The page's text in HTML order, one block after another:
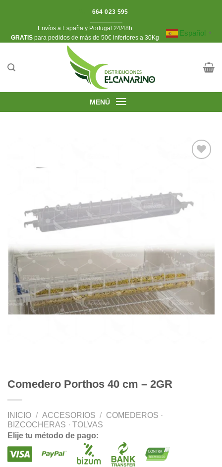
664 023 595
Envíos a España y Portugal 24/48h
​GRATIS para pedidos de más de 50€ inferiores a 30Kg
Español ▼
MENÚ
lista de
Comedero Porthos 40 cm – 2GR
INICIO / ACCESORIOS / COMEDEROS ·
BIZCOCHERAS · TOLVAS
Elije tu método de pago: